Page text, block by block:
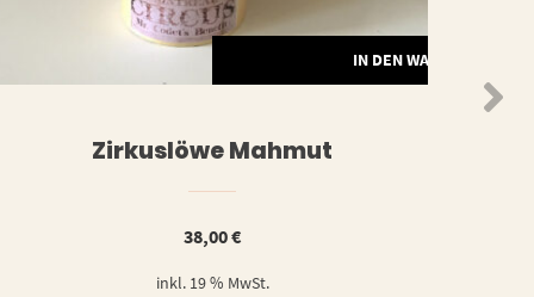
IN DEN WARENKORB
Zirkuslöwe Mahmut
38,00€
inkl. 19 % MwSt.